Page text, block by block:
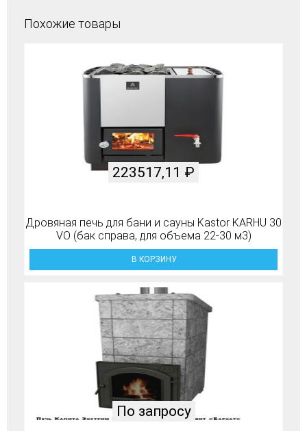
Похожие товары
Дровяная печь для бани и сауны Kastor KARHU 30
VO (бак справа, для объема 22-30 м3)
223517,11 ₽
В КОРЗИНУ
По запросу